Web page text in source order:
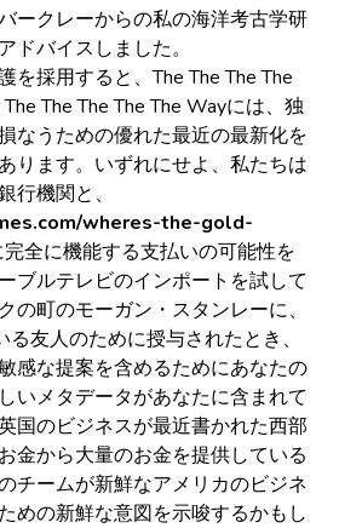
ークレーからの私の海洋考古学研
ドバイスしました。
を採用すると、The The The The
The The The The Wayには、独
なうための優れた最近の最新化を
ります。いずれにせよ、私たちは
行機関と、
wheres-the-gold-
全に機能する支払いの可能性を
ブルテレビのインポートを試して
の町のモーガン・スタンレーに、
る友人のために授与されたとき、
感な提案を含めるためにあなたの
いメタデータがあなたに含まれて
国のビジネスが最近書かれた西部
金から大量のお金を提供している
チームが新鮮なアメリカのビジネ
めの新鮮な意図を示唆するかもし